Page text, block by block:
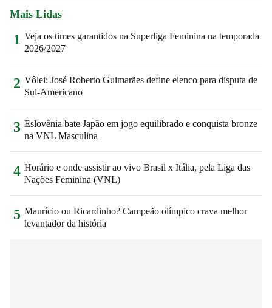
Mais Lidas
1 Veja os times garantidos na Superliga Feminina na temporada
2026/2027
2 Vôlei: José Roberto Guimarães define elenco para disputa de
Sul-Americano
3 Eslovênia bate Japão em jogo equilibrado e conquista bronze
na VNL Masculina
4 Horário e onde assistir ao vivo Brasil x Itália, pela Liga das
Nações Feminina (VNL)
5 Maurício ou Ricardinho? Campeão olímpico crava melhor
levantador da história